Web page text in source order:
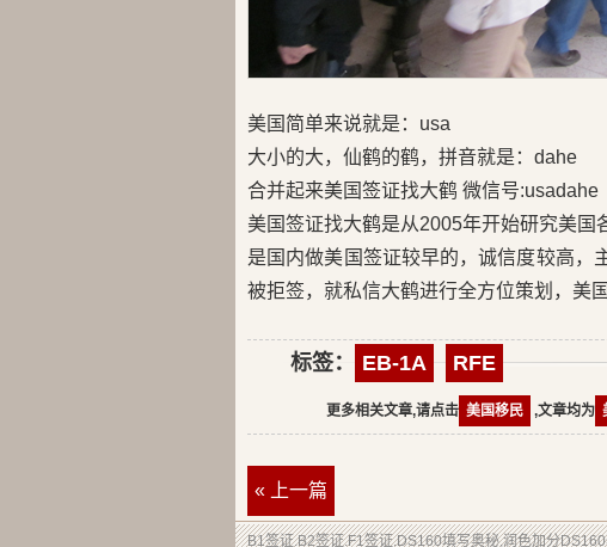
美国简单来说就是：usa
大小的大，仙鹤的鹤，拼音就是：dahe
合并起来美国签证找大鹤 微信号:usadahe
美国签证找大鹤是从2005年开始研究美
是国内做美国签证较早的，诚信度较高，
被拒签，就私信大鹤进行全方位策划，美
标签： EB-1A RFE
更多相关文章,请点击 美国移民 ,文章均为
« 上一篇
B1签证.B2签证.F1签证.DS160填写奥秘,润色加分